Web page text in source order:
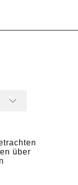
über